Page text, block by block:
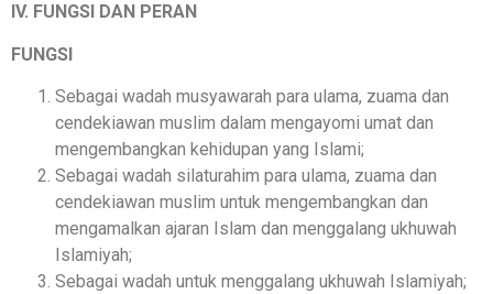
IV. FUNGSI DAN PERAN
FUNGSI
Sebagai wadah musyawarah para ulama, zuama dan
cendekiawan muslim dalam mengayomi umat dan
mengembangkan kehidupan yang Islami;
Sebagai wadah silaturahim para ulama, zuama dan
cendekiawan muslim untuk mengembangkan dan
mengamalkan ajaran Islam dan menggalang ukhuwah
Islamiyah;
Sebagai wadah untuk menggalang ukhuwah Islamiyah;